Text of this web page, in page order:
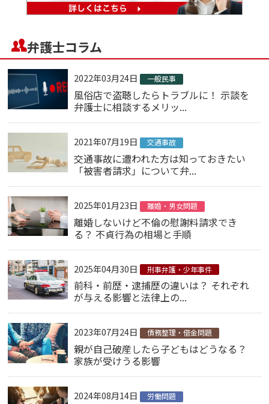
弁護士コラム
2022年03月24日 一般民事
風俗店で盗聴したらトラブルに！ 示談を
弁護士に相談するメリッ...
2021年07月19日 交通事故
交通事故に遭われた方は知っておきたい
「被害者請求」について弁...
2025年01月23日 離婚・男女問題
離婚しないけど不倫の慰謝料請求でき
る？ 不貞行為の相場と手順
2025年04月30日 刑事弁護・少年事件
前科・前歴・逮捕歴の違いは？ それぞれ
が与える影響と法律上の...
2023年07月24日 債務整理・借金問題
親が自己破産したら子どもはどうなる？
家族が受けうる影響
2024年08月14日 労働問題